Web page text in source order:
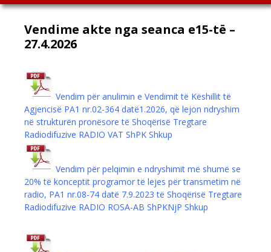
Vendime akte nga seanca e15-të –
27.4.2026
Vendim për anulimin e Vendimit të Këshillit të
Agjencisë PA1 nr.02-364 datë1.2026, që lejon ndryshim
në strukturën pronësore të Shoqërisë Tregtare
Radiodifuzive RADIO VAT ShPK Shkup
Vendim për pelqimin e ndryshimit më shumë se
20% të konceptit programor të lejes për transmetim në
radio, PA1 nr.08-74 datë 7.9.2023 të Shoqërisë Tregtare
Radiodifuzive RADIO ROSA-АB ShPKNjP Shkup